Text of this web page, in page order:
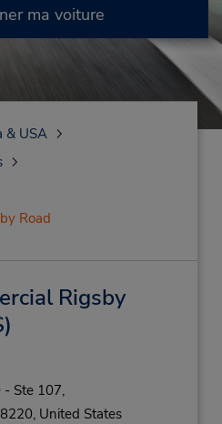
ma voiture
& USA
Road
Rigsby
- Ste 107,
United States